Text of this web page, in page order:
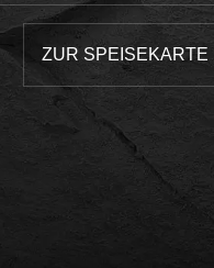
ZUR SPEISEKARTE